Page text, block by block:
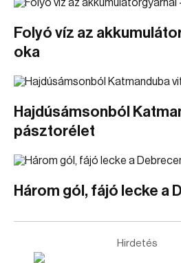
Folyó víz az
oka
Hajdúsámsonból
pásztorélet
Három gól, fájó lecke a
Hirdetés